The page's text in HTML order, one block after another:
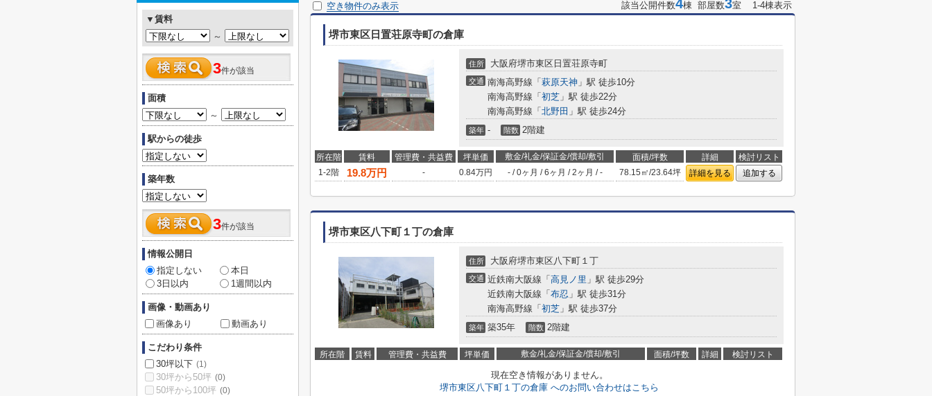
空き物件のみ表示 該当公開件数4棟 部屋数3室 1-4棟表示
堺市東区日置荘原寺町の倉庫
住所 大阪府堺市東区日置荘原寺町
交通 南海高野線「 萩原天神 」駅 徒歩10分
南海高野線「 初芝 」駅 徒歩22分
南海高野線「 北野田 」駅 徒歩24分
築年 - 階数 2階建
所在階 賃料 管理費・共益費 坪単価 敷金/礼金/保証金/償却/敷引 面積/坪数 詳細
検討リスト
1-2階
19.8万円 - 0.84万円 - /0ヶ月 /6ヶ月 /2ヶ月 /- 78.15㎡/23.64坪 詳細を見る 追加する
堺市東区八下町１丁の倉庫
住所 大阪府堺市東区八下町１丁
交通 近鉄南大阪線「 高見ノ里 」駅 徒歩29分
近鉄南大阪線「 布忍 」駅 徒歩31分
南海高野線「 初芝 」駅 徒歩37分
築年 築35年 階数 2階建
所在階 賃料 管理費・共益費 坪単価 敷金/礼金/保証金/償却/敷引 面積/坪数 詳細 検討リスト
現在空き情報がありません。
堺市東区八下町１丁の倉庫 へのお問い合わせはこちら
▼賃料
～
3件が該当
面積
～
駅からの徒歩
築年数
3件が該当
情報公開日
指定しない
本日
3日以内
1週間以内
画像・動画あり
画像あり
動画あり
こだわり条件
30坪以下 (1)
30坪から50坪 (0)
50坪から100坪 (0)